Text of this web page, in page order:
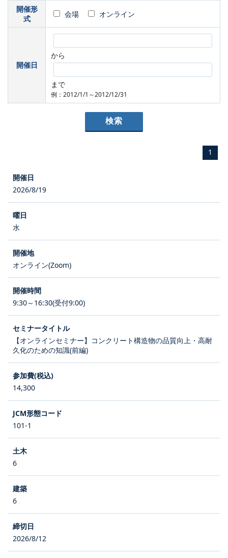
開催形
式
会場 オンライン
開催日
から
まで
例：2012/1/1～2012/12/31
1
2026/8/19
水
オンライン(Zoom)
9:30～16:30(受付9:00)
【オンラインセミナー】コンクリート構造物の品質向上・高耐
久化のための知識(前編)
14,300
101-1
6
6
2026/8/12